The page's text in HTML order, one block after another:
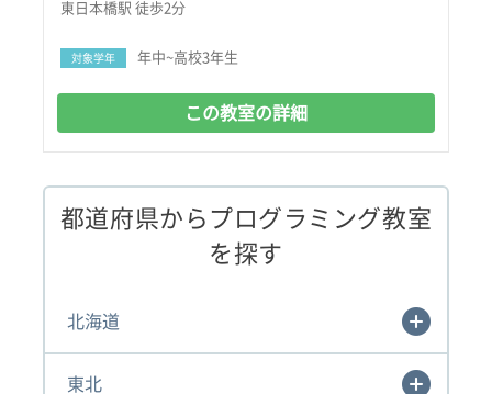
東日本橋駅 徒歩2分
対象学年 年中~高校3年生
この教室の詳細
都道府県からプログラミング教室
を探す
北海道
東北